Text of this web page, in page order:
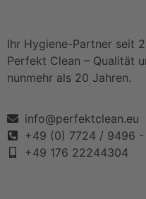
Ihr Hygiene-Partner seit
Perfekt Clean – Qualität
nunmehr als 20 Jahren.
info@perfektclean.eu
+49 (0) 7724 / 9496 -
+49 176 22244304